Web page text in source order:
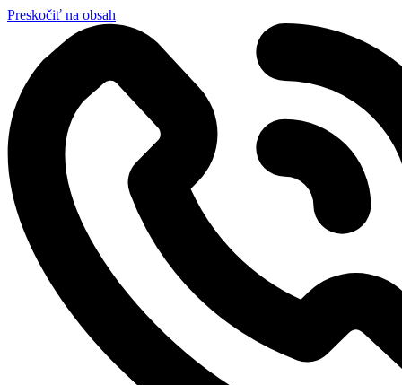
Preskočiť na obsah